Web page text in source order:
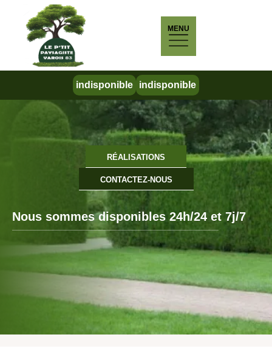
MENU
indisponible indisponible
Nous sommes disponibles 24h/24 et 7j/7
RÉALISATIONS
CONTACTEZ-NOUS